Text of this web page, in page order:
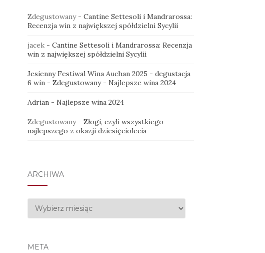
Zdegustowany- Cantine Settesoli i Mandrarossa:
Recenzja win z największej spółdzielni Sycylii
jacek- Cantine Settesoli i Mandrarossa: Recenzja
win z największej spółdzielni Sycylii
Jesienny Festiwal Wina Auchan 2025 - degustacja
6 win - Zdegustowany- Najlepsze wina 2024
Adrian- Najlepsze wina 2024
Zdegustowany- Złogi, czyli wszystkiego
najlepszego z okazji dziesięciolecia
ARCHIWA
Archiwa
META